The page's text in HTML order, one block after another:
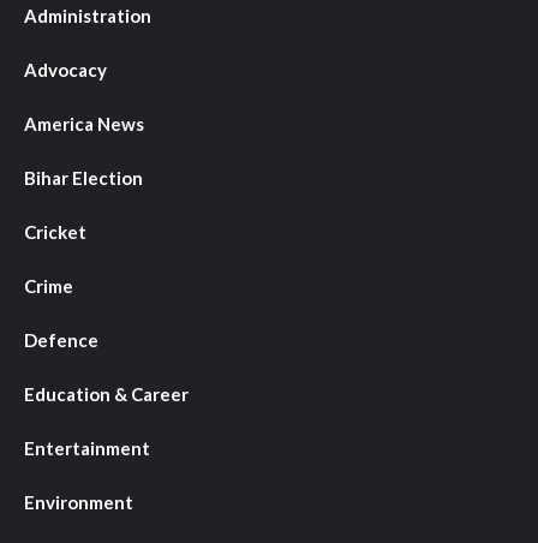
Administration
Advocacy
America News
Bihar Election
Cricket
Crime
Defence
Education & Career
Entertainment
Environment